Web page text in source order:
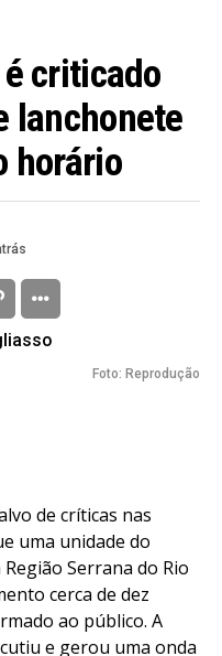
criticado
lanchonete
horário
Foto: Reprodução
de críticas nas
uma unidade do
Serrana do Rio
cerca de dez
ao público. A
e gerou uma onda